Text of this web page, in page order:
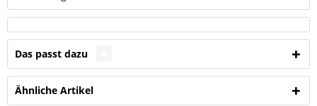
Das passt dazu
Ähnliche Artikel